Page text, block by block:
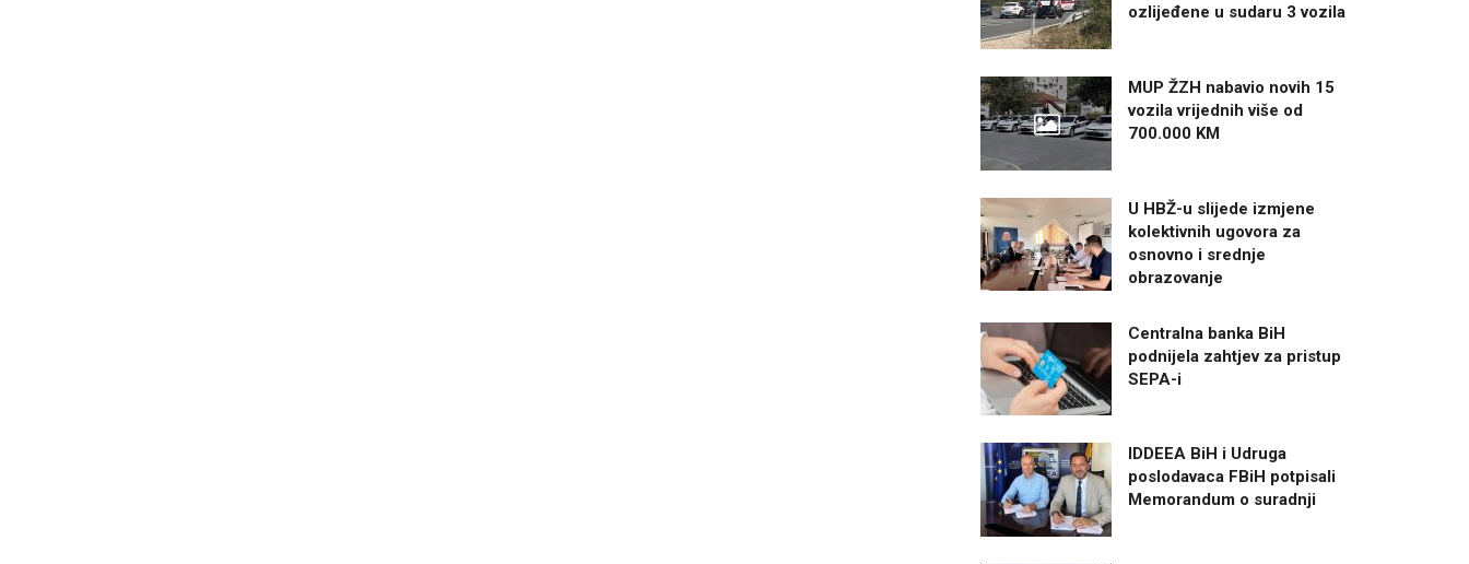
ozlijeđene u sudaru 3 vozila
MUP ŽZH nabavio novih 15
vozila vrijednih više od
700.000 KM
U HBŽ-u slijede izmjene
kolektivnih ugovora za
osnovno i srednje
obrazovanje
Centralna banka BiH
podnijela zahtjev za pristup
SEPA-i
IDDEEA BiH i Udruga
poslodavaca FBiH potpisali
Memorandum o suradnji